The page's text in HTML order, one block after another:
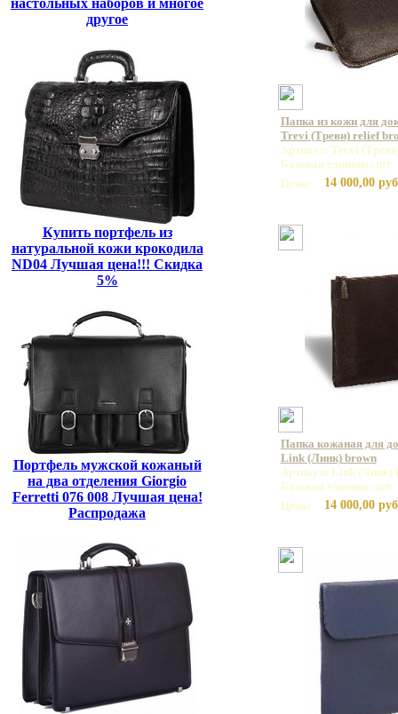
настольных наборов и многое
другое
Купить портфель из
натуральной кожи крокодила
ND04 Лучшая цена!!! Скидка
5%
Портфель мужской кожаный
на два отделения Giorgio
Ferretti 076 008 Лучшая цена!
Распродажа
Папка из кожи для
Trevi (Треви) relief
Артикул: Trevi
Базовая единица: шт
Цена:
14 000,00
Папка кожаная для
Link (Линк) brown
Артикул: Link (Линк)
Базовая единица: шт
Цена:
14 000,00